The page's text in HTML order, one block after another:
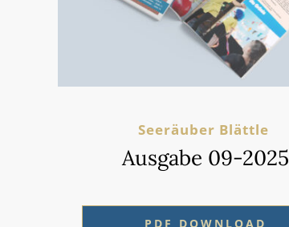
Seeräuber Blättle
Ausgabe 09-2025
PDF DOWNLOAD